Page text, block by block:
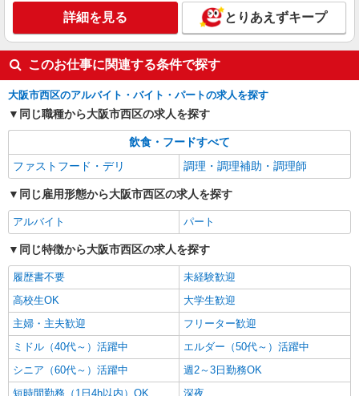
詳細を見る とりあえずキープ
このお仕事に関連する条件で探す
大阪市西区のアルバイト・バイト・パートの求人を探す
同じ職種から大阪市西区の求人を探す
飲食・フードすべて
ファストフード・デリ
調理・調理補助・調理師
同じ雇用形態から大阪市西区の求人を探す
アルバイト パート
同じ特徴から大阪市西区の求人を探す
履歴書不要
未経験歓迎
高校生OK
大学生歓迎
主婦・主夫歓迎
フリーター歓迎
ミドル（40代～）活躍中
エルダー（50代～）活躍中
シニア（60代～）活躍中
週2～3日勤務OK
短時間勤務（1日4h以内）OK
深夜